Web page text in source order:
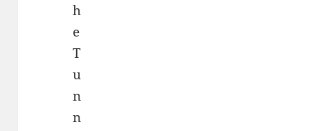
h
e
T
u
n
n